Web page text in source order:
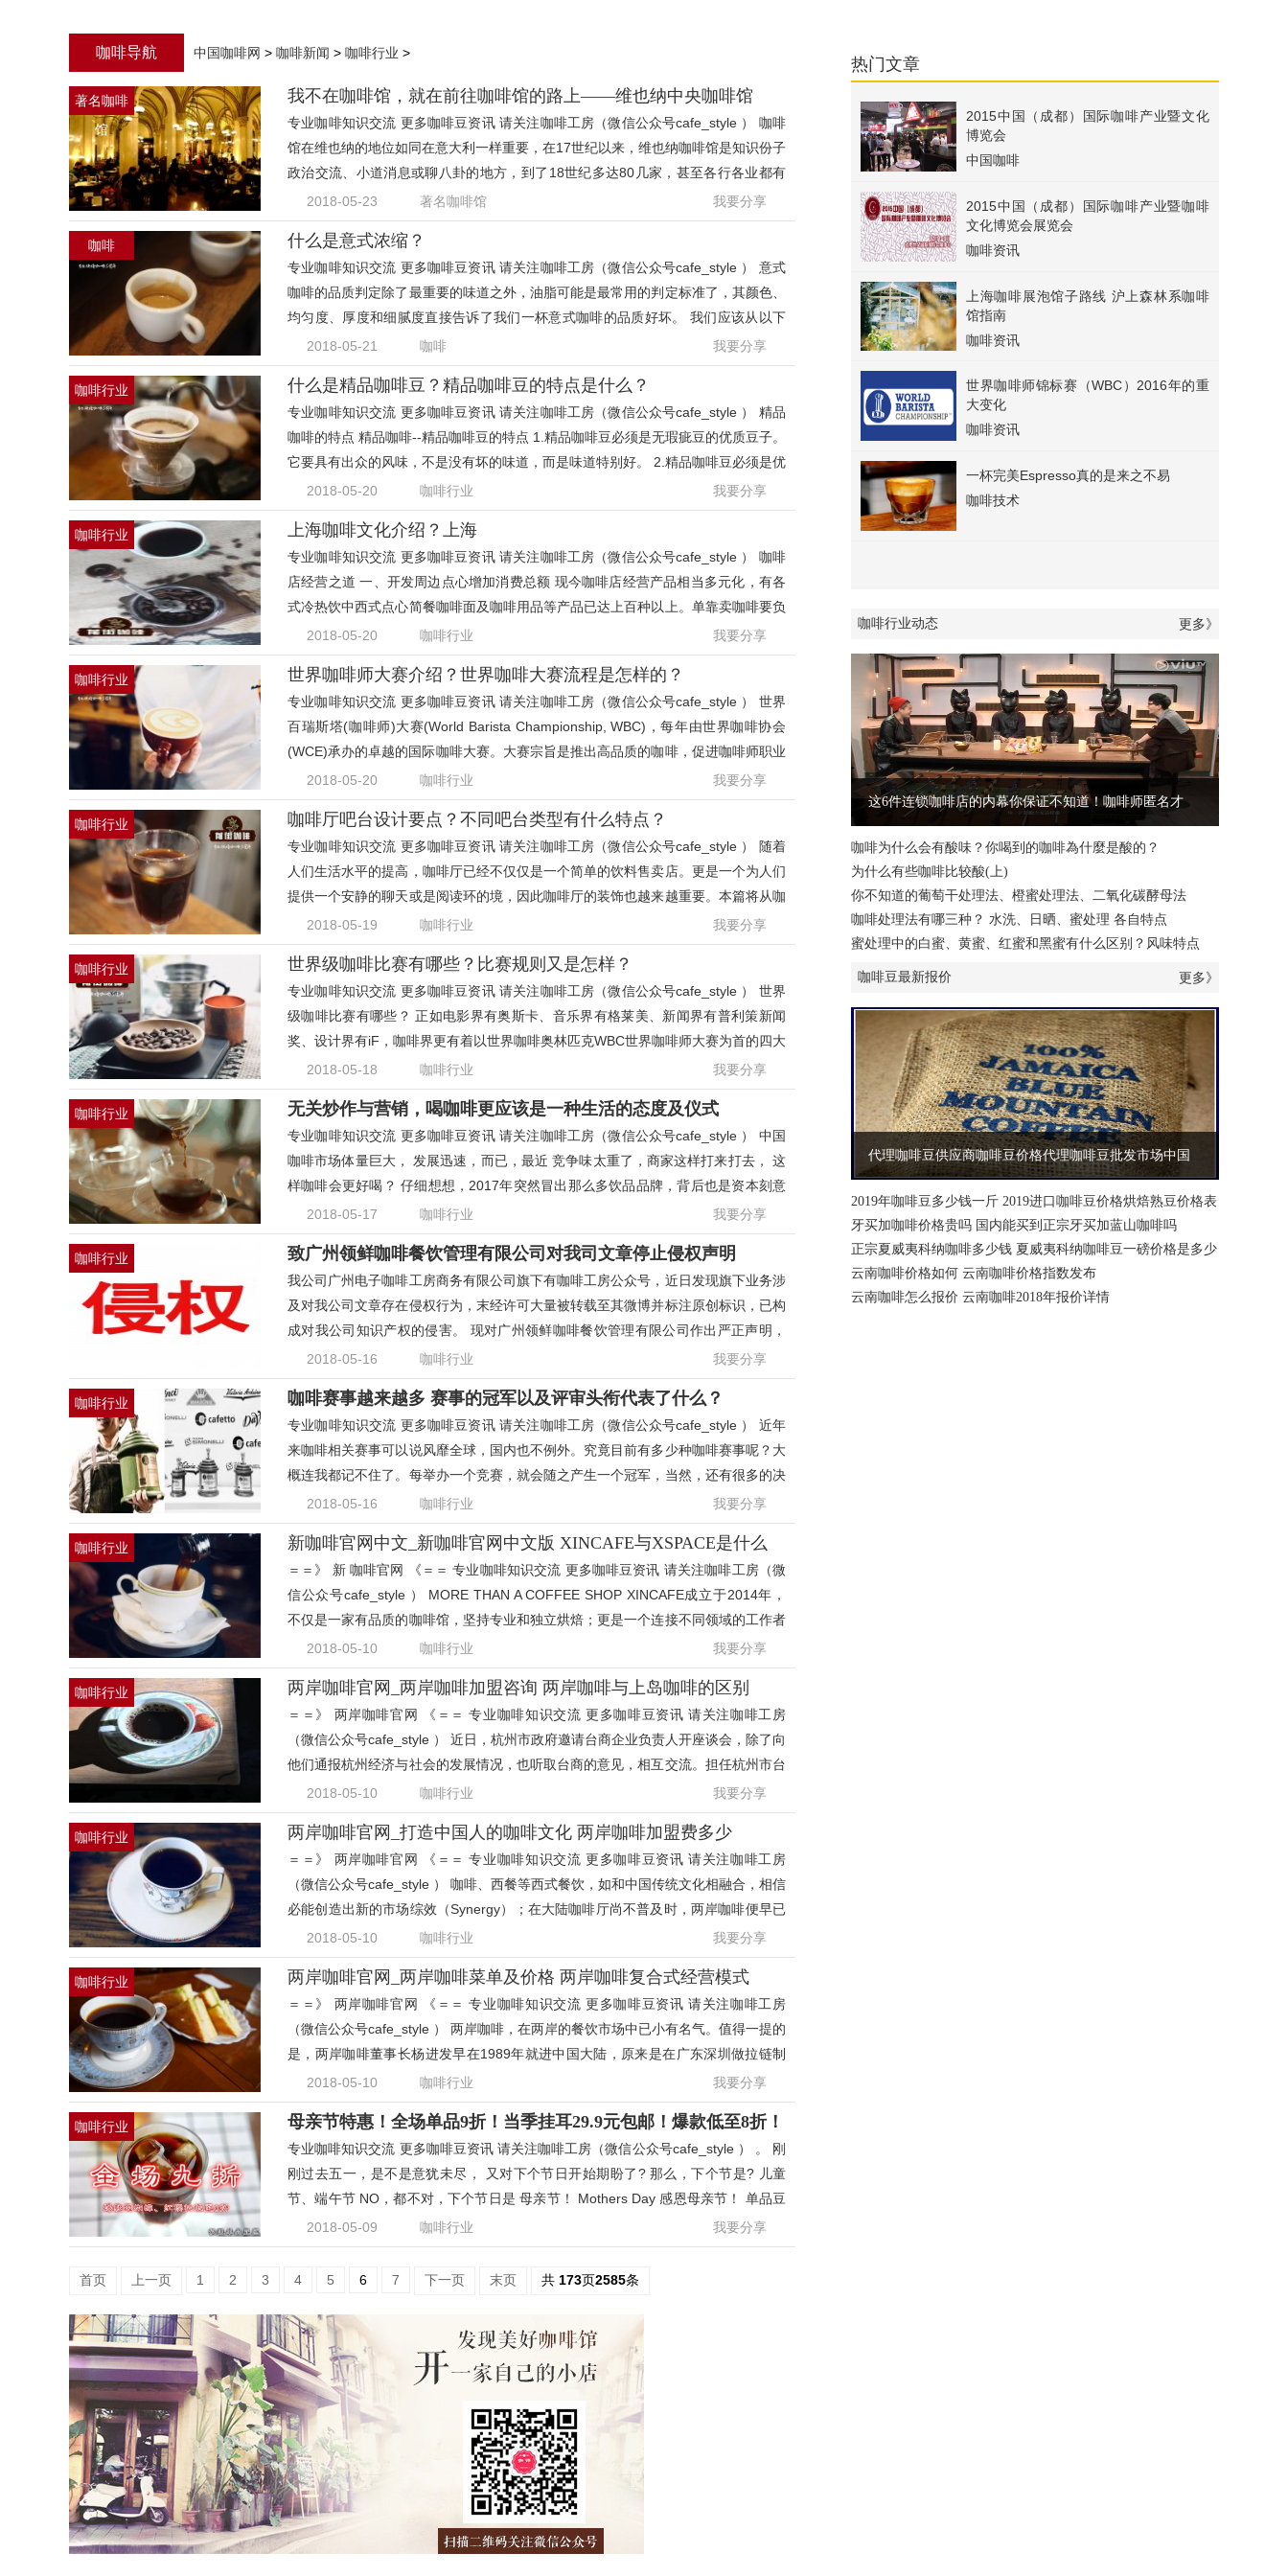
咖啡导航 中国咖啡网 > 咖啡新闻 > 咖啡行业 >
著名咖啡
馆
我不在咖啡馆，就在前往咖啡馆的路上——维也纳中央咖啡馆
专业咖啡知识交流 更多咖啡豆资讯 请关注咖啡工房（微信公众号cafe_style ） 咖啡
馆在维也纳的地位如同在意大利一样重要，在17世纪以来，维也纳咖啡馆是知识份子
政治交流、小道消息或聊八卦的地方，到了18世纪多达80几家，甚至各行各业都有
自己行业专属咖啡
2018-05-23 著名咖啡馆 我要分享
咖啡 什么是意式浓缩？
专业咖啡知识交流 更多咖啡豆资讯 请关注咖啡工房（微信公众号cafe_style ） 意式
咖啡的品质判定除了最重要的味道之外，油脂可能是最常用的判定标准了，其颜色、
均匀度、厚度和细腻度直接告诉了我们一杯意式咖啡的品质好坏。 我们应该从以下
方面判断一杯浓缩
2018-05-21 咖啡 我要分享
咖啡行业 什么是精品咖啡豆？精品咖啡豆的特点是什么？
专业咖啡知识交流 更多咖啡豆资讯 请关注咖啡工房（微信公众号cafe_style ） 精品
咖啡的特点 精品咖啡--精品咖啡豆的特点 1.精品咖啡豆必须是无瑕疵豆的优质豆子。
它要具有出众的风味，不是没有坏的味道，而是味道特别好。 2.精品咖啡豆必须是优
良的品种，诸
2018-05-20 咖啡行业 我要分享
咖啡行业 上海咖啡文化介绍？上海
专业咖啡知识交流 更多咖啡豆资讯 请关注咖啡工房（微信公众号cafe_style ） 咖啡
店经营之道 一、开发周边点心增加消费总额 现今咖啡店经营产品相当多元化，有各
式冷热饮中西式点心简餐咖啡面及咖啡用品等产品已达上百种以上。单靠卖咖啡要负
担一家店很不容
2018-05-20 咖啡行业 我要分享
咖啡行业 世界咖啡师大赛介绍？世界咖啡大赛流程是怎样的？
专业咖啡知识交流 更多咖啡豆资讯 请关注咖啡工房（微信公众号cafe_style ） 世界
百瑞斯塔(咖啡师)大赛(World Barista Championship, WBC)，每年由世界咖啡协会
(WCE)承办的卓越的国际咖啡大赛。大赛宗旨是推出高品质的咖啡，促进咖啡师职业
化。一年一度的(咖
2018-05-20 咖啡行业 我要分享
咖啡行业 咖啡厅吧台设计要点？不同吧台类型有什么特点？
专业咖啡知识交流 更多咖啡豆资讯 请关注咖啡工房（微信公众号cafe_style ） 随着
人们生活水平的提高，咖啡厅已经不仅仅是一个简单的饮料售卖店。更是一个为人们
提供一个安静的聊天或是阅读环的境，因此咖啡厅的装饰也越来越重要。本篇将从咖
啡厅吧台设计类
2018-05-19 咖啡行业 我要分享
咖啡行业 世界级咖啡比赛有哪些？比赛规则又是怎样？
专业咖啡知识交流 更多咖啡豆资讯 请关注咖啡工房（微信公众号cafe_style ） 世界
级咖啡比赛有哪些？ 正如电影界有奥斯卡、音乐界有格莱美、新闻界有普利策新闻
奖、设计界有iF，咖啡界更有着以世界咖啡奥林匹克WBC世界咖啡师大赛为首的四大
咖啡世界大赛世界
2018-05-18 咖啡行业 我要分享
咖啡行业 无关炒作与营销，喝咖啡更应该是一种生活的态度及仪式
专业咖啡知识交流 更多咖啡豆资讯 请关注咖啡工房（微信公众号cafe_style ） 中国
咖啡市场体量巨大， 发展迅速，而已，最近 竞争味太重了，商家这样打来打去， 这
样咖啡会更好喝？ 仔细想想，2017年突然冒出那么多饮品品牌，背后也是资本刻意
布局了垂直饮品
2018-05-17 咖啡行业 我要分享
咖啡行业 致广州领鲜咖啡餐饮管理有限公司对我司文章停止侵权声明
我公司广州电子咖啡工房商务有限公司旗下有咖啡工房公众号，近日发现旗下业务涉
及对我公司文章存在侵权行为，末经许可大量被转载至其微博并标注原创标识，已构
成对我公司知识产权的侵害。 现对广州领鲜咖啡餐饮管理有限公司作出严正声明，
要求立即删除微博20
2018-05-16 咖啡行业 我要分享
咖啡行业 咖啡赛事越来越多 赛事的冠军以及评审头衔代表了什么？
专业咖啡知识交流 更多咖啡豆资讯 请关注咖啡工房（微信公众号cafe_style ） 近年
来咖啡相关赛事可以说风靡全球，国内也不例外。究竟目前有多少种咖啡赛事呢？大
概连我都记不住了。每举办一个竞赛，就会随之产生一个冠军，当然，还有很多的决
赛选手和评审，
2018-05-16 咖啡行业 我要分享
咖啡行业 新咖啡官网中文_新咖啡官网中文版 XINCAFE与XSPACE是什么
＝＝》 新 咖啡官网 《＝＝ 专业咖啡知识交流 更多咖啡豆资讯 请关注咖啡工房（微
信公众号cafe_style ） MORE THAN A COFFEE SHOP XINCAFE成立于2014年，
不仅是一家有品质的咖啡馆，坚持专业和独立烘焙；更是一个连接不同领域的工作者
沟通协作的平台，集合多
2018-05-10 咖啡行业 我要分享
咖啡行业 两岸咖啡官网_两岸咖啡加盟咨询 两岸咖啡与上岛咖啡的区别
＝＝》 两岸咖啡官网 《＝＝ 专业咖啡知识交流 更多咖啡豆资讯 请关注咖啡工房
（微信公众号cafe_style ） 近日，杭州市政府邀请台商企业负责人开座谈会，除了向
他们通报杭州经济与社会的发展情况，也听取台商的意见，相互交流。担任杭州市台
商协会会长、以两
2018-05-10 咖啡行业 我要分享
咖啡行业 两岸咖啡官网_打造中国人的咖啡文化 两岸咖啡加盟费多少
＝＝》 两岸咖啡官网 《＝＝ 专业咖啡知识交流 更多咖啡豆资讯 请关注咖啡工房
（微信公众号cafe_style ） 咖啡、西餐等西式餐饮，如和中国传统文化相融合，相信
必能创造出新的市场综效（Synergy）；在大陆咖啡厅尚不普及时，两岸咖啡便早已
看到大陆咖啡市场
2018-05-10 咖啡行业 我要分享
咖啡行业 两岸咖啡官网_两岸咖啡菜单及价格 两岸咖啡复合式经营模式
＝＝》 两岸咖啡官网 《＝＝ 专业咖啡知识交流 更多咖啡豆资讯 请关注咖啡工房
（微信公众号cafe_style ） 两岸咖啡，在两岸的餐饮市场中已小有名气。值得一提的
是，两岸咖啡董事长杨进发早在1989年就进中国大陆，原来是在广东深圳做拉链制
造，十年后惊觉制造
2018-05-10 咖啡行业 我要分享
咖啡行业 母亲节特惠！全场单品9折！当季挂耳29.9元包邮！爆款低至8折！
专业咖啡知识交流 更多咖啡豆资讯 请关注咖啡工房（微信公众号cafe_style ） 。 刚
刚过去五一，是不是意犹未尽， 又对下个节日开始期盼了? 那么，下个节是? 儿童
节、端午节 NO，都不对，下个节日是 母亲节！ Mothers Day 感恩母亲节！ 单品豆
全场九折！ 前街
2018-05-09 咖啡行业 我要分享
首页 上一页 1 2 3 4 5 6 7 下一页 末页 共 173页2585条
热门文章
2015中国（成都）国际咖啡产业暨文化
博览会
中国咖啡
2015中国（成都）国际咖啡产业暨咖啡
文化博览会展览会
咖啡资讯
上海咖啡展泡馆子路线 沪上森林系咖啡
馆指南
咖啡资讯
世界咖啡师锦标赛（WBC）2016年的重
大变化
咖啡资讯
一杯完美Espresso真的是来之不易
咖啡技术
更多》
咖啡行业动态
这6件连锁咖啡店的内幕你保证不知道！咖啡师匿名才
咖啡为什么会有酸味？你喝到的咖啡為什麼是酸的？
为什么有些咖啡比较酸(上)
你不知道的葡萄干处理法、橙蜜处理法、二氧化碳酵母法
咖啡处理法有哪三种？ 水洗、日晒、蜜处理 各自特点
蜜处理中的白蜜、黄蜜、红蜜和黑蜜有什么区别？风味特点
更多》
咖啡豆最新报价
代理咖啡豆供应商咖啡豆价格代理咖啡豆批发市场中国
2019年咖啡豆多少钱一斤 2019进口咖啡豆价格烘焙熟豆价格表
牙买加咖啡价格贵吗 国内能买到正宗牙买加蓝山咖啡吗
正宗夏威夷科纳咖啡多少钱 夏威夷科纳咖啡豆一磅价格是多少
云南咖啡价格如何 云南咖啡价格指数发布
云南咖啡怎么报价 云南咖啡2018年报价详情